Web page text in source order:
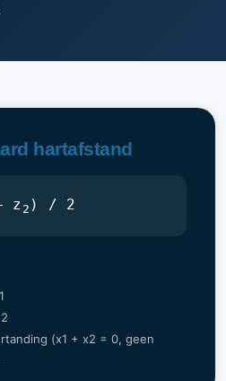
hartafstand
z 2 ) / 2
(x1 + x2 = 0, geen